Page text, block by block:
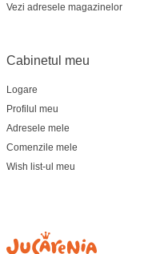
Vezi adresele magazinelor
Cabinetul meu
Logare
Profilul meu
Adresele mele
Comenzile mele
Wish list-ul meu